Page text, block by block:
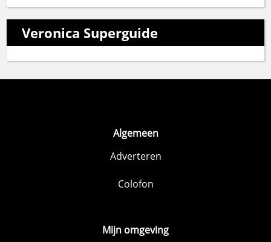
Veronica Superguide
Algemeen
Adverteren
Colofon
Mijn omgeving